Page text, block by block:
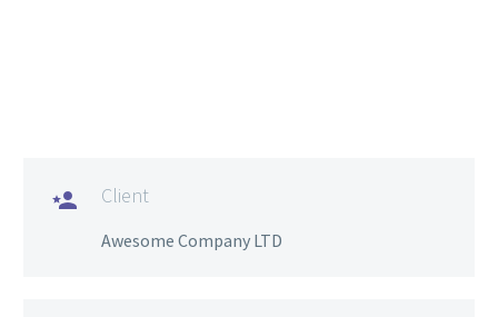
 Client
Awesome Company LTD